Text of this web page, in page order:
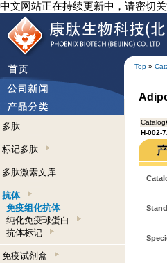
中文网站正在持续更新中，请密切
Top »
多肽
标记多肽
多肽激素文库
抗体
免疫组化抗体
纯化免疫球蛋白
抗体标记
免疫试剂盒
H-002-